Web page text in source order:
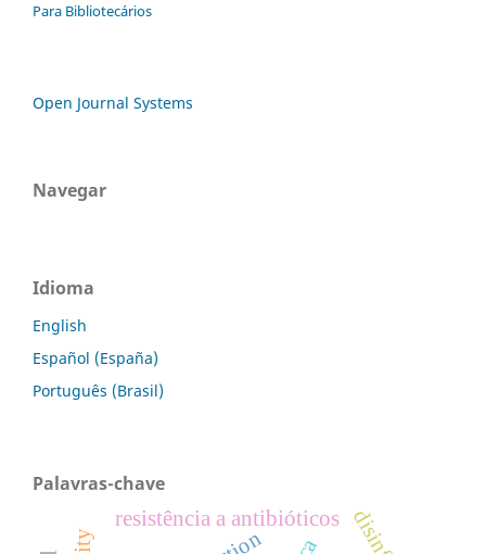
Para Bibliotecários
Open Journal Systems
Navegar
Idioma
English
Español (España)
Português (Brasil)
Palavras-chave
resistência a antibióticos